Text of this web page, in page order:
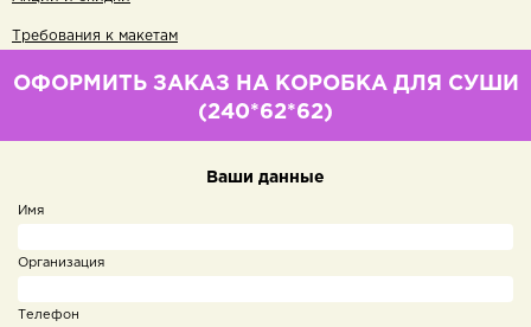
Требования к макетам
ОФОРМИТЬ ЗАКАЗ НА КОРОБКА ДЛЯ СУШИ
(240*62*62)
Ваши данные
Имя
Организация
Телефон